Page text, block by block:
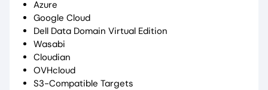
Azure
Google Cloud
Dell Data Domain Virtual Edition
Wasabi
Cloudian
OVHcloud
S3-Compatible Targets